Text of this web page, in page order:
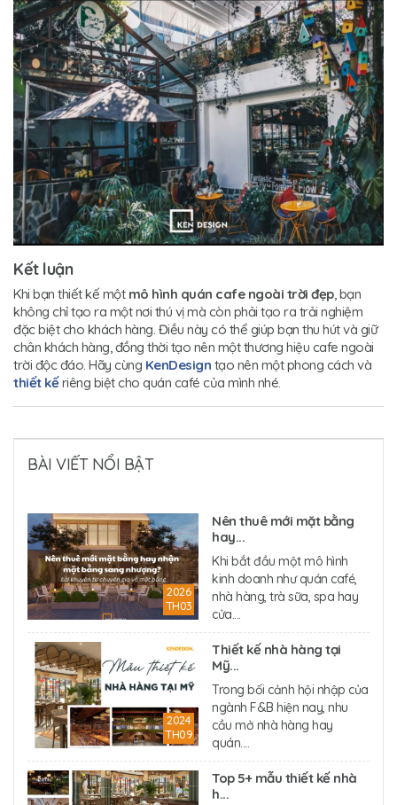
Kết luận
Khi bạn thiết kế một mô hình quán cafe ngoài trời đẹp, bạn
không chỉ tạo ra một nơi thú vị mà còn phải tạo ra trải nghiệm
đặc biệt cho khách hàng. Điều này có thể giúp bạn thu hút và giữ
chân khách hàng, đồng thời tạo nên một thương hiệu cafe ngoài
trời độc đáo. Hãy cùng KenDesign tạo nên một phong cách và
thiết kếriêng biệt cho quán café của mình nhé.
BÀI VIẾT NỔI BẬT
2026
TH03
Nên thuê mới mặt bằng
hay...
Khi bắt đầu một mô hình
kinh doanh như quán café,
nhà hàng, trà sữa, spa hay
cửa....
2024
TH09
Thiết kế nhà hàng tại
Mỹ...
Trong bối cảnh hội nhập của
ngành F&B hiện nay, nhu
cầu mở nhà hàng hay
quán....
Top 5+ mẫu thiết kế nhà
h...